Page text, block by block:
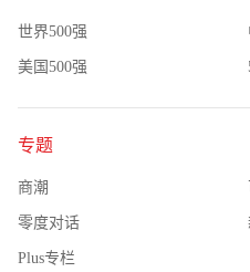
世界500强
美国500强
专题
商潮
零度对话
Plus专栏